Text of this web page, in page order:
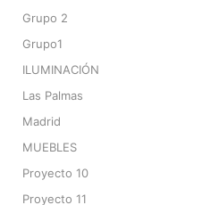
Grupo 2
Grupo1
ILUMINACIÓN
Las Palmas
Madrid
MUEBLES
Proyecto 10
Proyecto 11